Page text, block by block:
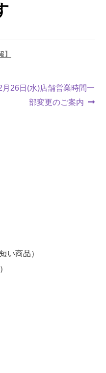
月26日(水)店舗営業時間一
部変更のご案内
い商品）